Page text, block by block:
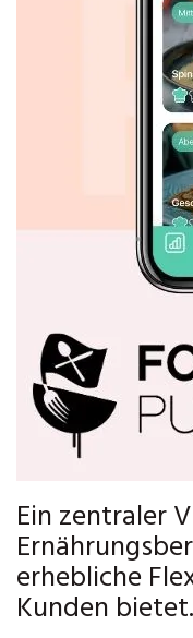
Ein zentraler
erhebliche
Kunden bietet.